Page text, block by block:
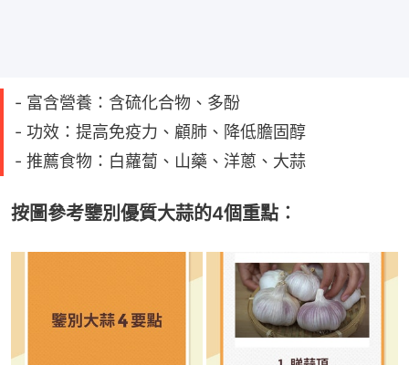
- 富含營養：含硫化合物、多酚
- 功效：提高免疫力、顧肺、降低膽固醇
- 推薦食物：白蘿蔔、山藥、洋蔥、大蒜
按圖參考鑒別優質大蒜的4個重點︰